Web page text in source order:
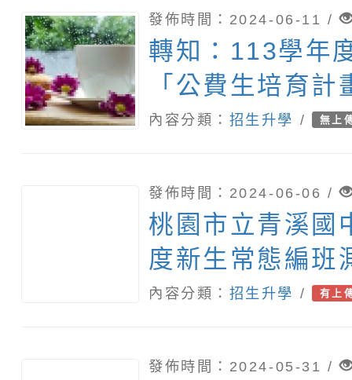
發佈時間：2024-06-11 /
轉知：113學年
「公費生培育計
內容分類： 招生升學 / 無上
發佈時間：2024-06-06 /
桃園市立青溪國
度新生常態編班
內容分類： 招生升學 / 有上
發佈時間：2024-05-31 /